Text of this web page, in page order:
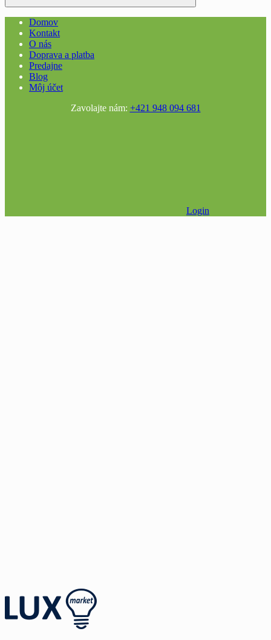
Domov
Kontakt
O nás
Doprava a platba
Predajne
Blog
Môj účet
Zavolajte nám: +421 948 094 681
Login